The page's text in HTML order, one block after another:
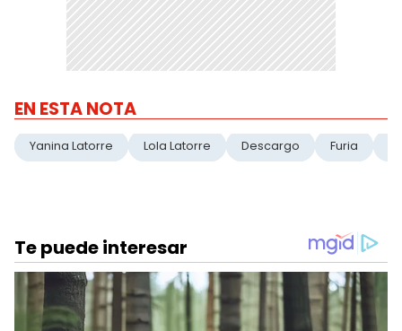
EN ESTA NOTA
Yanina Latorre Lola Latorre Descargo Furia